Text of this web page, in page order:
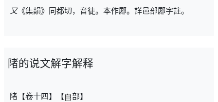
又《集韻》同都切，音徒。本作䣝。詳邑部䣝字註。
陼的说文解字解释
陼【卷十四】【
部】